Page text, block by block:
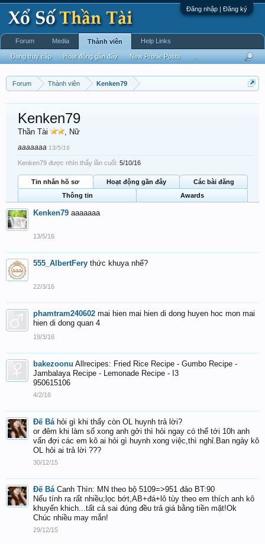
Đăng nhập | Đăng ký
Forum Thành viên Kenken79
Kenken79
Thần Tài , Nữ
aaaaaaa 13/5/16
Kenken79 được nhìn thấy lần cuối: 5/10/16
Tin nhắn hồ sơ Hoạt động gần đây
Các bài đăng
Thông tin
Awards
Kenken79 aaaaaaa
13/5/16
555_AlbertFery thức khuya nhể?
22/3/16
phamtram240602 mai hien mai hien di dong huyen hoc mon mai
hien di dong quan 4
19/3/16
bakezoonu Allrecipes: Fried Rice Recipe - Gumbo Recipe -
Jambalaya Recipe - Lemonade Recipe - I3
950615106
4/2/16
Đế Bá hỏi gì khi thấy còn OL huynh trả lời?
or đêm khi làm số xong anh gởi thì hỏi ngay có thể tới 10h anh
vẩn đợi các em kô ai hỏi gì huynh xong việc,thì nghỉ.Ban ngày kô
OL hỏi ai trả lời ???
30/12/15
Đế Bá Canh Thìn: MN theo bộ 5109=>951 đảo BT:90
Nếu tính ra rất nhiều;lọc bớt,AB+đá+lô tùy theo em thích anh kô
khuyến khich...tất cả sai đúng đều trả giá bằng tiền mặt!Ok
Chúc nhiều may mắn!
29/12/15
Forum Media Thành viên
Đang truy cập Hoạt động gần đây New Profile Posts
Help Links